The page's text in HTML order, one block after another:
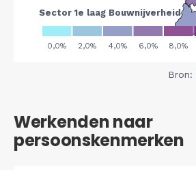
Bron:
Werkenden naar
persoonskenmerken